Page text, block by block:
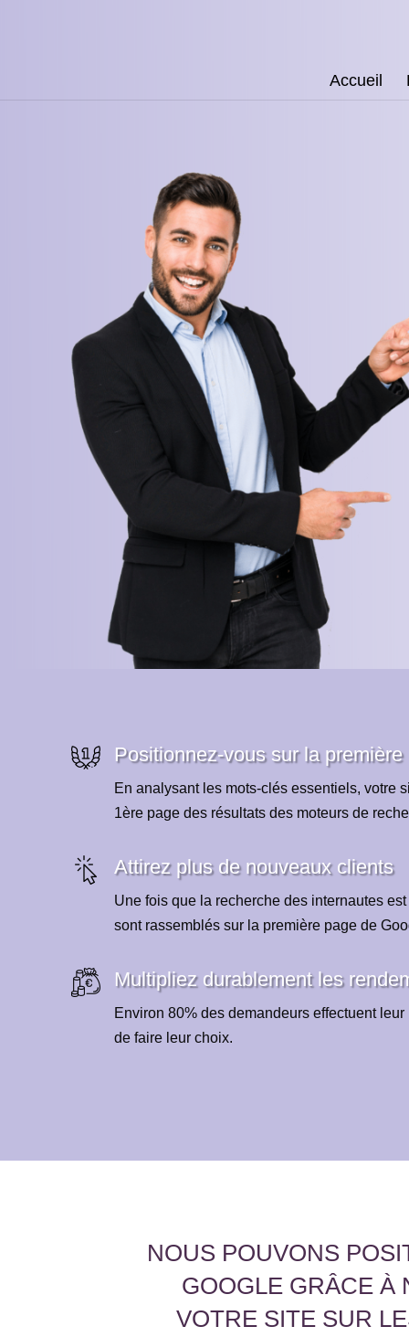
Accueil
Positionnez-vous sur la première
En analysant les mots-clés essentiels, votre
1ère page des résultats des moteurs de
Attirez plus de nouveaux clients
Une fois que la recherche des internautes
sont rassemblés sur la première page de
Multipliez durablement les
Environ 80% des demandeurs effectuent
de faire leur choix.
NOUS POUVONS
GOOGLE GRÂCE À
VOTRE SITE SUR